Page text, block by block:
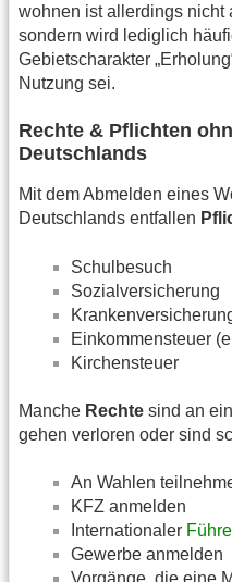
wohnen ist allerdings nicht
sondern wird lediglich
Gebietscharakter
Nutzung sei.
Rechte & Pflichten
Deutschlands
Mit dem Abmelden eines
Deutschlands entfallen
Schulbesuch
Sozialversicherung
Einkommensteuer
Kirchensteuer
Manche Rechte sind an
gehen verloren oder sind
An Wahlen
KFZ anmelden
Internationaler
Gewerbe anmelden